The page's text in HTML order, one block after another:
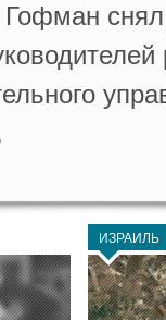
снял
ИЗРАИЛЬ